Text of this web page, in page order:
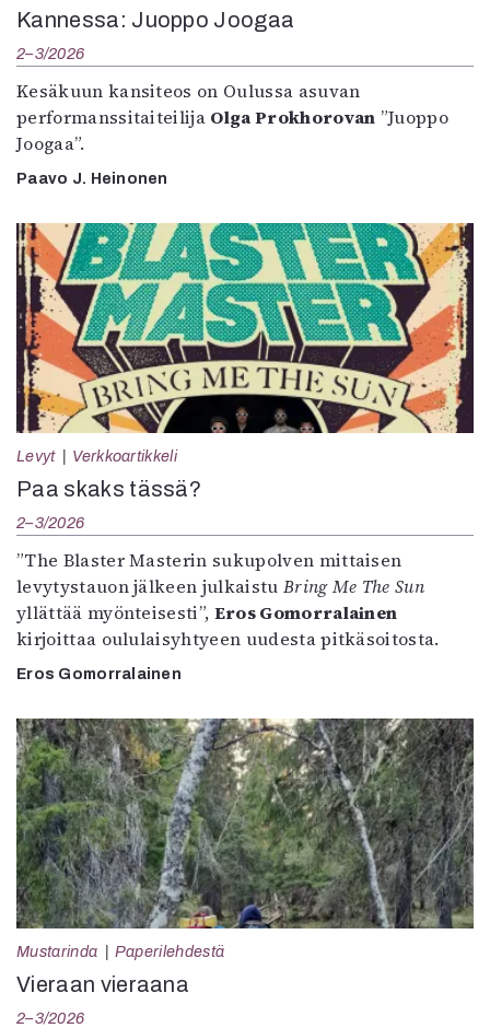
Kannessa: Juoppo Joogaa
2–3/2026
Kesäkuun kansiteos on Oulussa asuvan
performanssitaiteilija Olga Prokhorovan ”Juoppo
Joogaa”.
Paavo J. Heinonen
Levyt Verkkoartikkeli
Paa skaks tässä?
2–3/2026
”The Blaster Masterin sukupolven mittaisen
levytystauon jälkeen julkaistu Bring Me The Sun
yllättää myönteisesti”, Eros Gomorralainen
kirjoittaa oululaisyhtyeen uudesta pitkäsoitosta.
Eros Gomorralainen
Mustarinda Paperilehdestä
Vieraan vieraana
2–3/2026